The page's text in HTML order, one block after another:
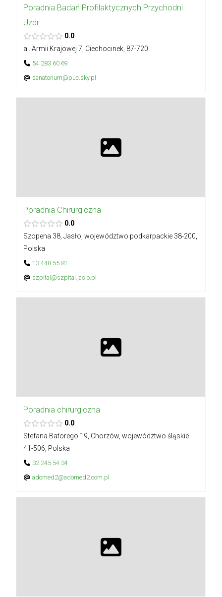
Poradnia Badań Profilaktycznych Przychodni
Uzdr...
0.0
al. Armii Krajowej 7, Ciechocinek, 87-720
54 283 60 69
sanatorium@puc.sky.pl
Poradnia Chirurgiczna
0.0
Szopena 38, Jasło, województwo podkarpackie 38-200,
Polska
13 448 55 81
szpital@szpital.jaslo.pl
Poradnia chirurgiczna
0.0
Stefana Batorego 19, Chorzów, województwo śląskie
41-506, Polska
32 245 54 34
adomed2@adomed2.com.pl